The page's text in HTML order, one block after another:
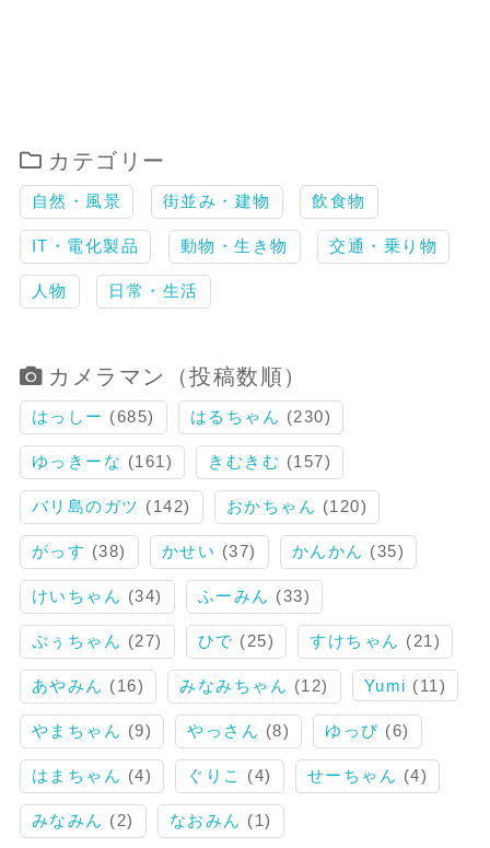
カテゴリー
自然・風景 街並み・建物 飲食物
IT・電化製品 動物・生き物 交通・乗り物
人物 日常・生活
カメラマン（投稿数順）
はっしー (685) はるちゃん (230)
ゆっきーな (161) きむきむ (157)
バリ島のガツ (142) おかちゃん (120)
がっす (38) かせい (37) かんかん (35)
けいちゃん (34) ふーみん (33)
ぷぅちゃん (27) ひで (25) すけちゃん (21)
あやみん (16) みなみちゃん (12) Yumi (11)
やまちゃん (9) やっさん (8) ゆっぴ (6)
はまちゃん (4) ぐりこ (4) せーちゃん (4)
みなみん (2) なおみん (1)